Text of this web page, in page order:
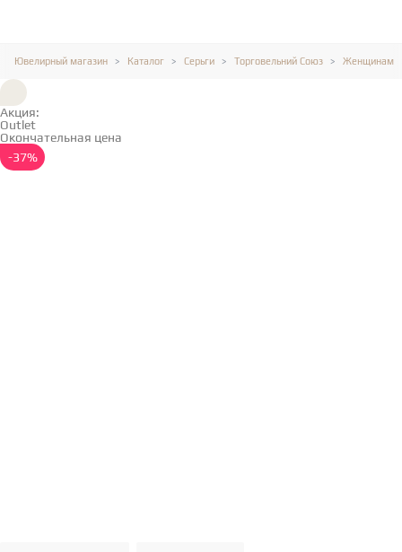
Ювелирный магазин Каталог Серьги Торговельний Союз Женщинам
Акция:
Outlet
Окончательная цена
-37%